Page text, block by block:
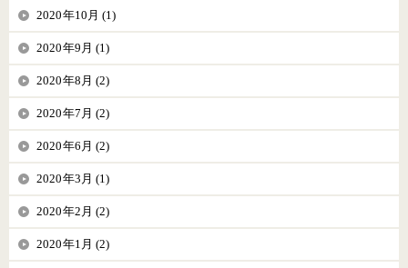
2020年10月 (1)
2020年9月 (1)
2020年8月 (2)
2020年7月 (2)
2020年6月 (2)
2020年3月 (1)
2020年2月 (2)
2020年1月 (2)